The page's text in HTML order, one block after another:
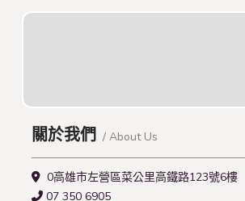
關於我們 / About Us
0高雄市左營區菜公里高鐵路123號6樓
07 350 6905